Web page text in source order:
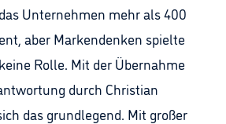
Unternehmen mehr als 400
aber Markendenken spielte
Rolle. Mit der Übernahme
durch Christian
das grundlegend. Mit großer